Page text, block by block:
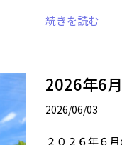
続きを読む
2026年6
2026/06/03
２０２６年６